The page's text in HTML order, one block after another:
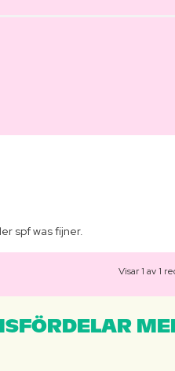
spf was fijner.
Visar 1 av 1